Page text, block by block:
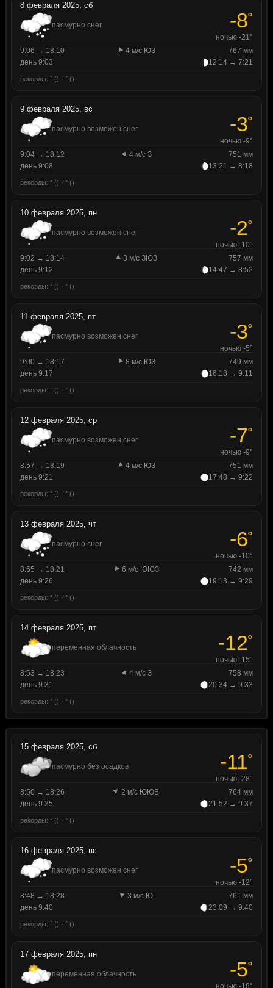
8 февраля 2025, сб
пасмурно снег -8°
ночью -21°
9:06 → 18:10
4 м/с ЮЗ
767 мм
день 9:03
12:14 → 7:21
рекорды: ° () · ° ()
9 февраля 2025, вс
пасмурно возможен снег -3°
ночью -9°
9:04 → 18:12
4 м/с З
751 мм
день 9:08
13:21 → 8:18
рекорды: ° () · ° ()
10 февраля 2025, пн
пасмурно возможен снег -2°
ночью -10°
9:02 → 18:14
3 м/с ЗЮЗ
757 мм
день 9:12
14:47 → 8:52
рекорды: ° () · ° ()
11 февраля 2025, вт
пасмурно возможен снег -3°
ночью -5°
9:00 → 18:17
8 м/с ЮЗ
749 мм
день 9:17
16:18 → 9:11
рекорды: ° () · ° ()
12 февраля 2025, ср
пасмурно возможен снег -7°
ночью -9°
8:57 → 18:19
4 м/с ЮЗ
751 мм
день 9:21
17:48 → 9:22
рекорды: ° () · ° ()
13 февраля 2025, чт
пасмурно снег -6°
ночью -10°
8:55 → 18:21
6 м/с ЮЮЗ
742 мм
день 9:26
19:13 → 9:29
рекорды: ° () · ° ()
14 февраля 2025, пт
переменная облачность -12°
ночью -15°
8:53 → 18:23
4 м/с З
758 мм
день 9:31
20:34 → 9:33
рекорды: ° () · ° ()
15 февраля 2025, сб
пасмурно без осадков -11°
ночью -28°
8:50 → 18:26
2 м/с ЮЮВ
764 мм
день 9:35
21:52 → 9:37
рекорды: ° () · ° ()
16 февраля 2025, вс
пасмурно возможен снег -5°
ночью -12°
8:48 → 18:28
3 м/с Ю
761 мм
день 9:40
23:09 → 9:40
рекорды: ° () · ° ()
17 февраля 2025, пн
переменная облачность -5°